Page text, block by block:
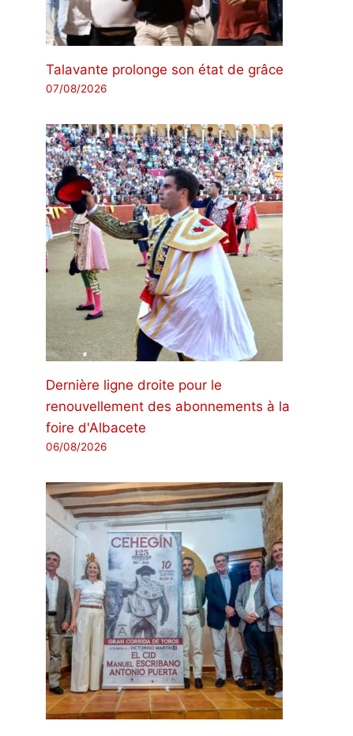
Talavante prolonge son état de grâce
07/08/2026
Dernière ligne droite pour le
renouvellement des abonnements à la
foire d'Albacete
06/08/2026